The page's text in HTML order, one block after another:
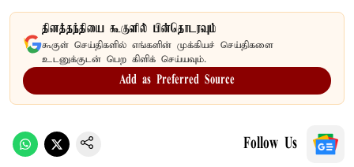
தினத்தந்தியை கூகுளில் பின்தொடரவும்
கூகுள் செய்திகளில் எங்களின் முக்கியச் செய்திகளை
உடனுக்குடன் பெற கிளிக் செய்யவும்.
Add as Preferred Source
Follow Us